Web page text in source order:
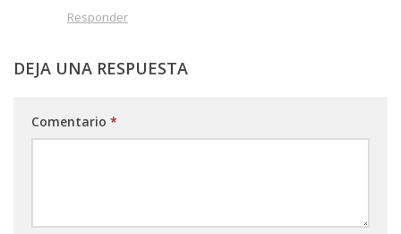
Responder
DEJA UNA RESPUESTA
Comentario *